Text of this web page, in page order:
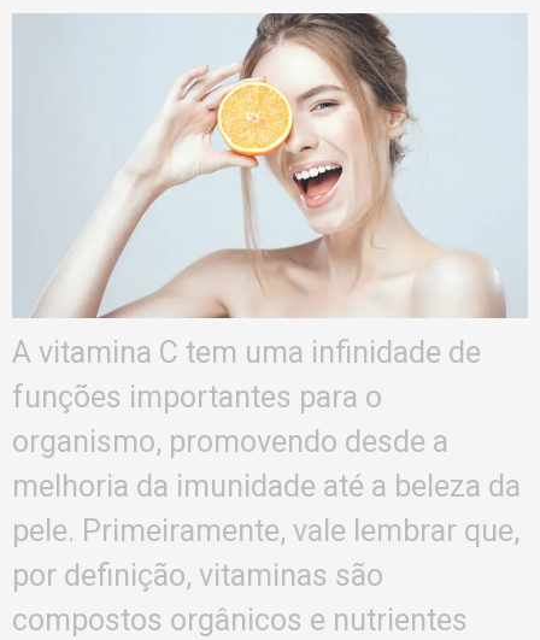
A vitamina C tem uma infinidade de
funções importantes para o
organismo, promovendo desde a
melhoria da imunidade até a beleza da
pele. Primeiramente, vale lembrar que,
por definição, vitaminas são
compostos orgânicos e nutrientes